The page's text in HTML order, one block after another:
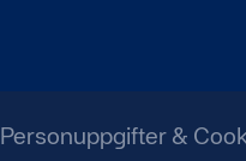
Personuppgifter &